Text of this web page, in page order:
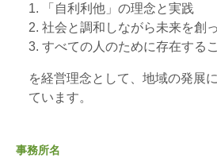
「自利利他」の理念と実践
社会と調和しながら未来を創
すべての人のために存在するこ
を経営理念として、地域の発展
ています。
事務所名